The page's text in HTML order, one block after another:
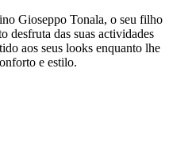
Gioseppo Tonala, o seu filho
desfruta das suas actividades
aos seus looks enquanto lhe
e estilo.